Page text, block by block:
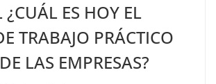
ES HOY EL
TRABAJO PRÁCTICO
LAS EMPRESAS?